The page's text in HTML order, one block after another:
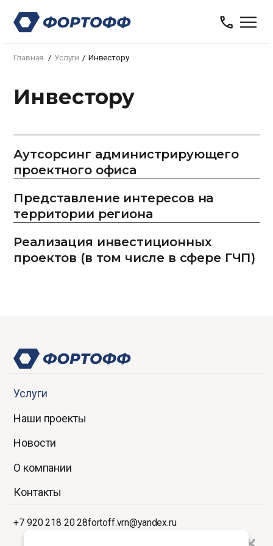
Главная Услуги Инвестору
Инвестору
Аутсорсинг администрирующего
проектного офиса
Представление интересов на
территории региона
Реализация инвестиционных
проектов (в том числе в сфере ГЧП)
Услуги
Наши проекты
Новости
О компании
Контакты
+7 920 218 20 28fortoff.vrn@yandex.ru